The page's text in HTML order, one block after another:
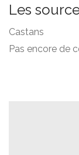
Les
Castans
Pas encore de